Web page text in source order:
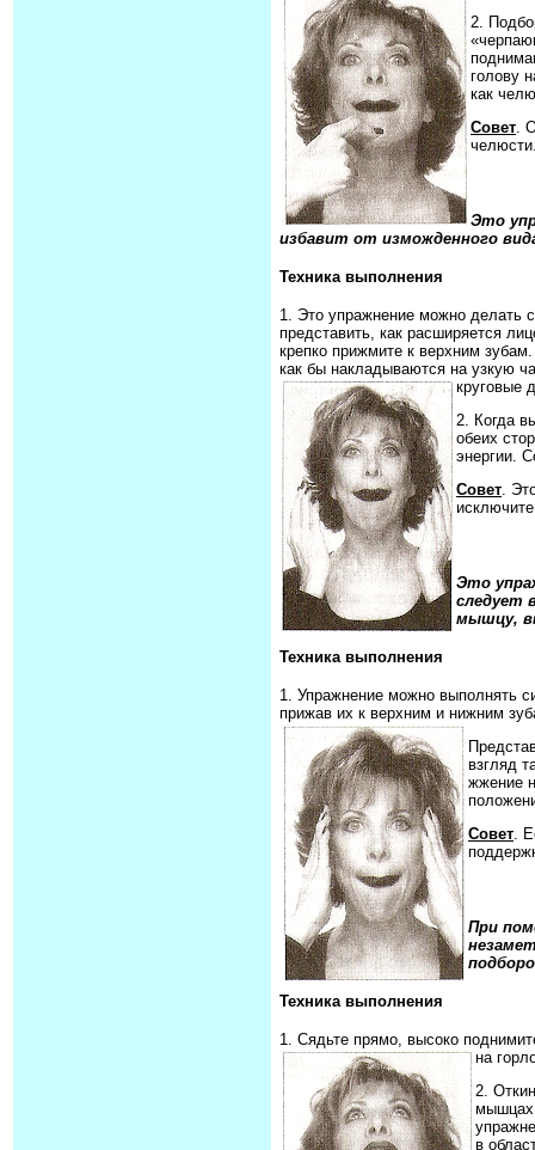
2.
голову
как
Совет.
Это
избавит от изможденного
Техника выполнения
1. Это упражнение можно делать
представить, как расширяется
крепко прижмите к верхним
как бы накладываются на узкую
круговые
2. Когда
обеих
энергии.
Совет.
Это
следует
мышцу,
Техника выполнения
1. Упражнение можно выполнять
прижав их к верхним и нижним
взгляд
жжение
Совет.
При
Техника выполнения
1. Сядьте прямо, высоко
на
2.
мышцах
в